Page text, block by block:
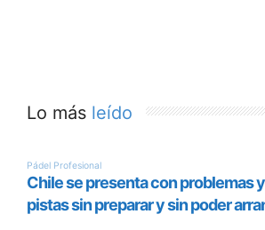
Lo más leído